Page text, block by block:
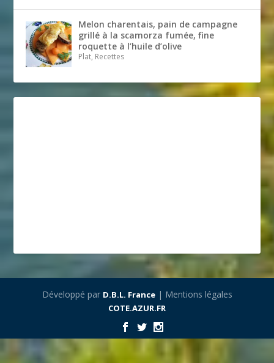
Melon charentais, pain de campagne
grillé à la scamorza fumée, fine
roquette à l’huile d’olive
Plat, Recettes
Développé par D.B.L. France| Mentions légales
COTE.AZUR.FR